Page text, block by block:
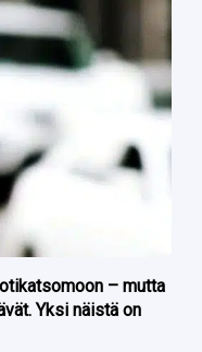
– mutta
Yksi näistä on